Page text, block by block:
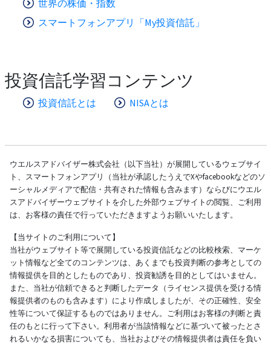
世界の株価・指数
スマートフォンアプリ「My投資信託」
投資信託学習コンテンツ
投資信託とは NISAとは
ウエルスアドバイザー株式会社（以下当社）が展開しているウェブサイ
ト、スマートフォンアプリ（当社が承認したうえでXやfacebookなどのソ
ーシャルメディアで配信・共有された情報も含みます）ならびにウエル
スアドバイザーウェブサイトを介した外部ウェブサイトの閲覧、ご利用
は、お客様の責任で行っていただきますようお願いいたします。
【当サイトのご利用について】
当社がウェブサイト等で展開している投資信託などの比較検索、マーケ
ット情報など全てのコンテンツは、あくまでも投資判断の参考としての
情報提供を目的としたものであり、投資勧誘を目的としてはいません。
また、当社が信頼できると判断したデータ（ライセンス提供を受ける情
報提供者のものも含みます）により作成しましたが、その正確性、安全
性等について保証するものではありません。ご利用はお客様の判断と責
任のもとに行って下さい。利用者が当該情報などに基づいて被ったとさ
れるいかなる損害についても、当社およびその情報提供者は責任を負い